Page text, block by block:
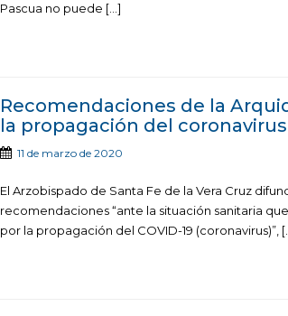
Pascua no puede […]
Recomendaciones de la
la propagación del coronavirus
11 de marzo de 2020
El Arzobispado de Santa Fe de la Vera Cruz
recomendaciones “ante la situación sanitaria
por la propagación del COVID-19 (coronavirus)”,